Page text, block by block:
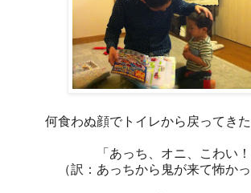
何食わぬ顔でトイレから戻ってき
「あっち、オニ、こわい！
（訳：あっちから鬼が来て怖かっ